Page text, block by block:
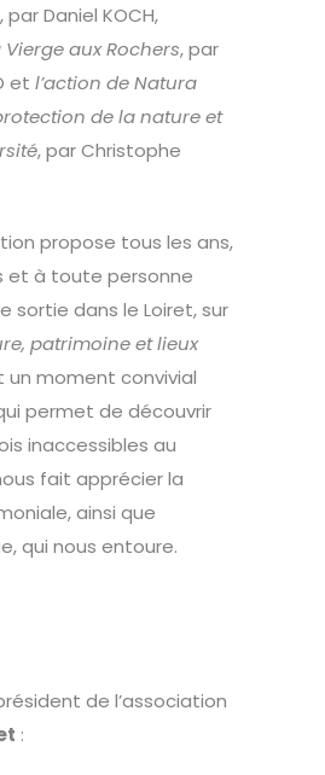
, par Daniel KOCH,
Vierge aux Rochers, par
et l’action de Natura
de la nature et
, par Christophe
propose tous les ans,
et à toute personne
sortie dans le Loiret, sur
patrimoine et lieux
un moment convivial
permet de découvrir
inaccessibles au
fait apprécier la
ainsi que
qui nous entoure.
de l’association
: